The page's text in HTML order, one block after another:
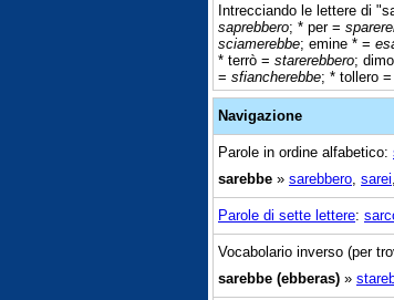
Intrecciando le lettere di
saprebbero; * per =
sciamerebbe; emine * =
* terrò = starerebbero;
= sfiancherebbe; * tollero =
Navigazione
Parole in ordine alfabetico:
sarebbe » sarebbero sarei
Parole di sette lettere:
Vocabolario inverso (per
sarebbe (ebberas) »